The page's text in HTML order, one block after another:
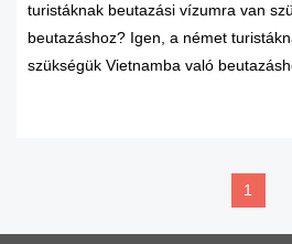
turistáknak beutazási vízumra van
beutazáshoz? Igen, a német
szükségük Vietnamba való
1